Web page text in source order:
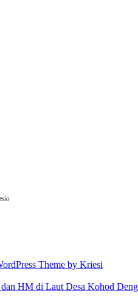
Theme by Kriesi
HM di Laut Desa Kohod